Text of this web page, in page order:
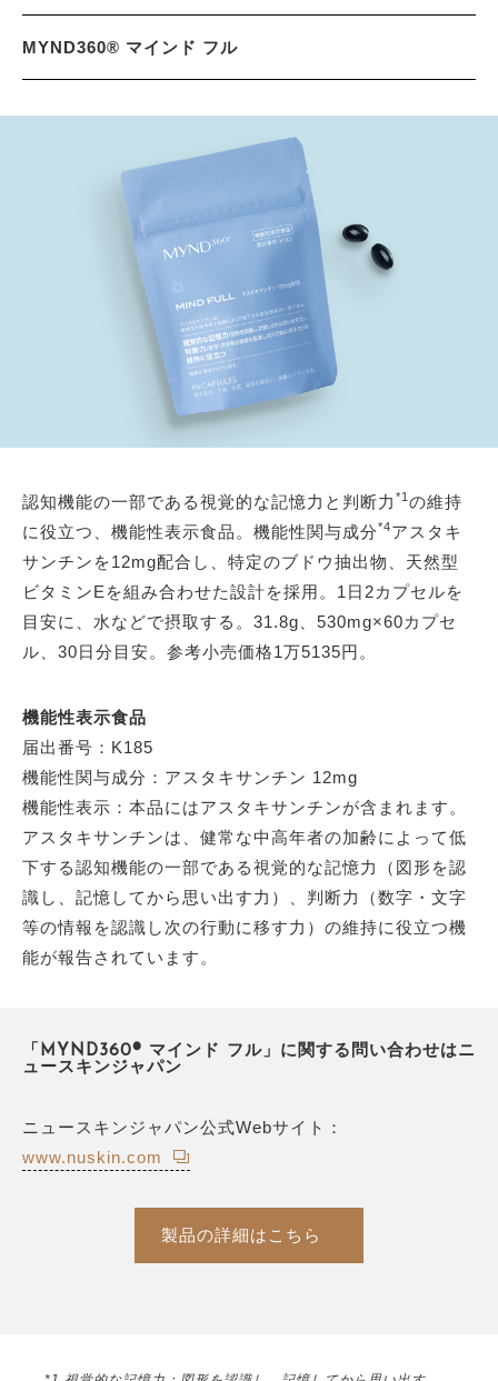
MYND360® マインド フル
認知機能の一部である視覚的な記憶力と判断力 *1の維持
に役立つ、機能性表示食品。機能性関与成分*4アスタキ
サンチンを12mg配合し、特定のブドウ抽出物、天然型
ビタミンEを組み合わせた設計を採用。1日2カプセルを
目安に、水などで摂取する。31.8g、530mg×60カプセ
ル、30日分目安。参考小売価格1万5135円。
機能性表示食品
届出番号：K185
機能性関与成分：アスタキサンチン 12mg
機能性表示：本品にはアスタキサンチンが含まれます。
アスタキサンチンは、健常な中高年者の加齢によって低
下する認知機能の一部である視覚的な記憶力（図形を認
識し、記憶してから思い出す力）、判断力（数字・文字
等の情報を認識し次の行動に移す力）の維持に役立つ機
能が報告されています。
「MYND360® マインド フル」に関する問い合わせはニ
ュースキンジャパン
ニュースキンジャパン公式Webサイト：
www.nuskin.com
製品の詳細はこちら